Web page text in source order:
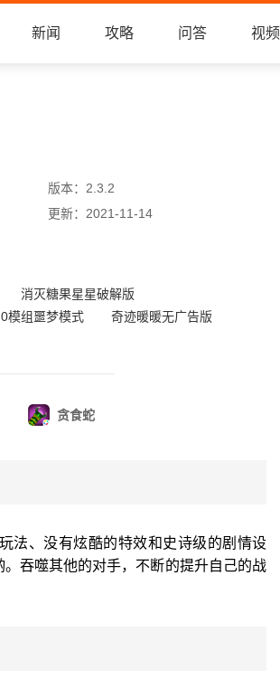
新闻 攻略 问答 视频
版本： 2.3.2
更新： 2021-11-14
消灭糖果星星破解版
模组噩梦模式
奇迹暖暖无广告版
贪食蛇
法、没有炫酷的特效和史诗级的剧情设
吞噬其他的对手，不断的提升自己的战